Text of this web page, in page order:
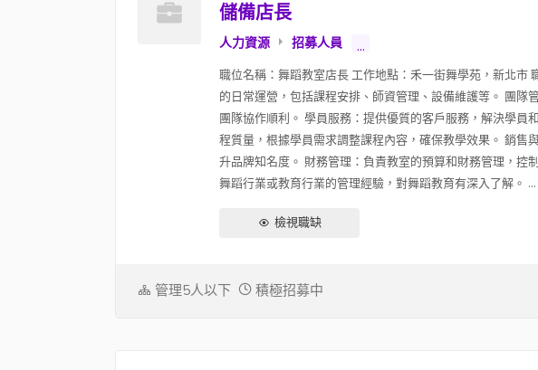
儲備店長
人力資源 招募人員 ...
職位名稱：舞蹈教室店長 工作地點：禾一街舞學苑，新北市
的日常運營，包括課程安排、師資管理、設備維護等。 團
團隊協作順利。 學員服務：提供優質的客戶服務，解決學員
程質量，根據學員需求調整課程內容，確保教學效果。 銷售
升品牌知名度。 財務管理：負責教室的預算和財務管理，控
舞蹈行業或教育行業的管理經驗，對舞蹈教育有深入了解。 ...
檢視職缺
管理5人以下 積極招募中